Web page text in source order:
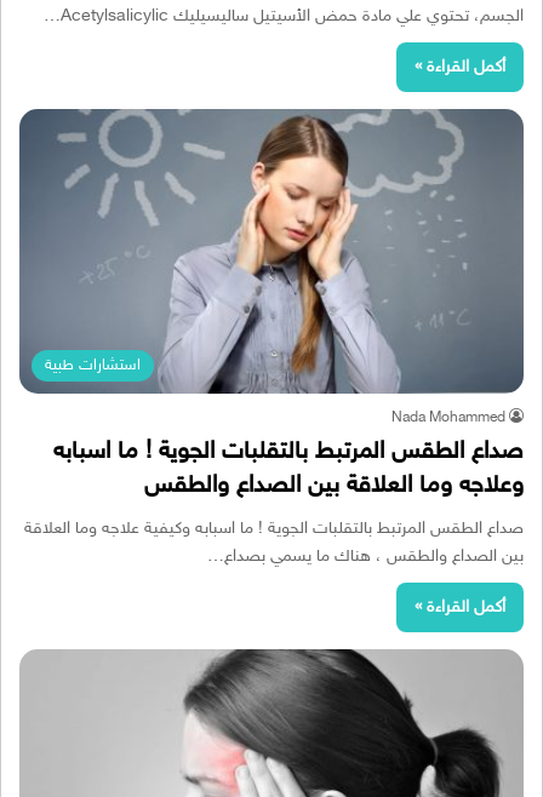
الجسم، تحتوي علي مادة حمض الأسيتيل ساليسيليك Acetylsalicylic…
أكمل القراءة »
استشارات طبية
Nada Mohammed
صداع الطقس المرتبط بالتقلبات الجوية ! ما اسبابه
وعلاجه وما العلاقة بين الصداع والطقس
صداع الطقس المرتبط بالتقلبات الجوية ! ما اسبابه وكيفية علاجه وما العلاقة
بين الصداع والطقس ، هناك ما يسمي بصداع…
أكمل القراءة »